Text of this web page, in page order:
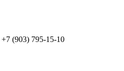
+7 (903) 795-15-10